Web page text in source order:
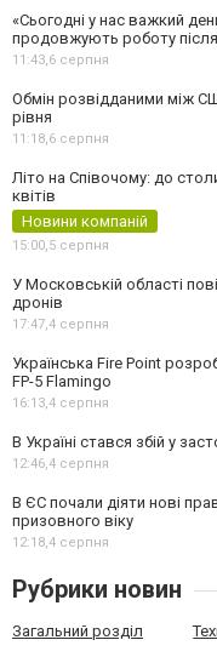
«Сьогодні у нас важкий
продовжують роботу
11:43, 6 серпня
Обмін розвідданими між
рівня
11:18, 6 серпня
Літо на Співочому: до
квітів
Новини компаній
15:00, 5 серпня
У Московській області
дронів
17:47, 4 серпня
Українська Fire Point
FP-5 Flamingo
16:13, 4 серпня
В Україні стався збій у
12:46, 4 серпня
В ЄС почали діяти нові
призовного віку
12:18, 4 серпня
Рубрики новин
Загальний розділ